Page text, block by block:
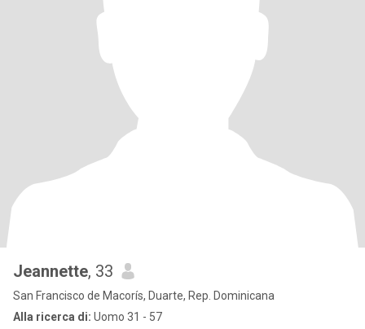
Jeannette, 33
San Francisco de Macorís, Duarte, Rep. Dominicana
Alla ricerca di: Uomo 31 - 57